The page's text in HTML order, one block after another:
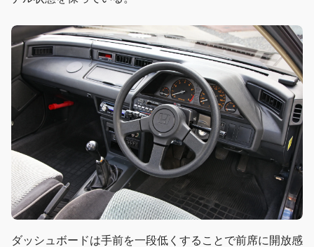
ダッシュボードは手前を一段低くすることで前席に開放感